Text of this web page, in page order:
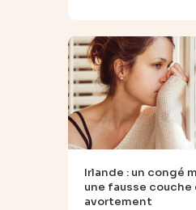
Irlande : un congé
une fausse couche
avortement